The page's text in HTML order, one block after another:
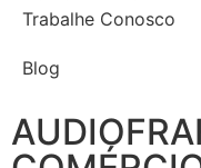
Trabalhe Conosco
Blog